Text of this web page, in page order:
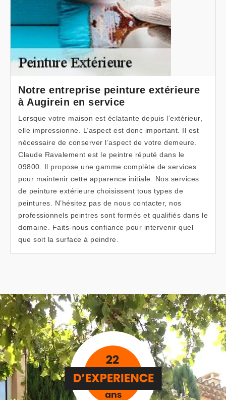
Notre entreprise peinture extérieure
à Augirein en service
Lorsque votre maison est éclatante depuis l’extérieur,
elle impressionne. L’aspect est donc important. Il est
nécessaire de conserver l’aspect de votre demeure.
Claude Ravalement est le peintre réputé dans le
09800. Il propose une gamme complète de services
pour maintenir cette apparence initiale. Nos services
de peinture extérieure choisissent tous types de
peintures. N’hésitez pas de nous contacter, nos
professionnels peintres sont formés et qualifiés dans le
domaine. Faits-nous confiance pour intervenir quel
que soit la surface à peindre.